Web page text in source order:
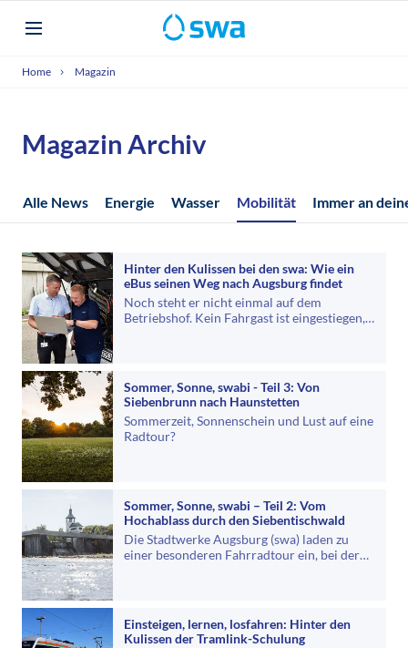
Home Magazin
Magazin Archiv
Alle News Energie Wasser Mobilität Immer an
Hinter den Kulissen bei den swa: Wie ein
eBus seinen Weg nach Augsburg findet
Noch steht er nicht einmal auf dem
Betriebshof. Kein Fahrgast ist eingestiegen,
Sommer, Sonne, swabi - Teil 3: Von
Siebenbrunn nach Haunstetten
Sommerzeit, Sonnenschein und Lust auf eine
Radtour?
Sommer, Sonne, swabi – Teil 2: Vom
Hochablass durch den Siebentischwald
Die Stadtwerke Augsburg (swa) laden zu
einer besonderen Fahrradtour ein, bei der
Einsteigen, lernen, losfahren: Hinter den
Kulissen der Tramlink-Schulung